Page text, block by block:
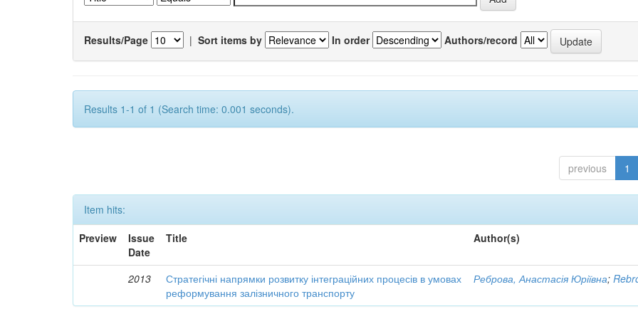
Results/Page | Sort items by In order Authors/record
Results 1-1 of 1 (Search time: 0.001 seconds).
previous 1
Item hits:
Preview
Issue
Date
Title Author(s)
2013
Стратегічні напрямки розвитку інтеграційних процесів в умовах
реформування залізничного транспорту
Реброва, Анастасія Юріївна;